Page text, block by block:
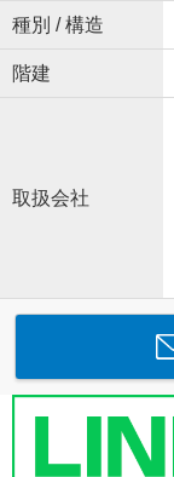
種別 / 構造
階建
取扱会社